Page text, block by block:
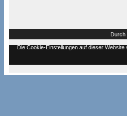
Durch
Die Cookie-Einstellungen auf dieser